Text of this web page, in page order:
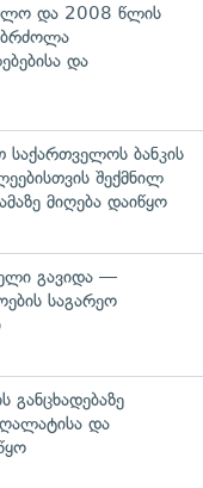
და 2008 წლის
ბრძოლა
და
საქართველოს ბანკის
შექმნილ
მიღება დაიწყო
გავიდა —
საგარეო
განცხადებაზე
და